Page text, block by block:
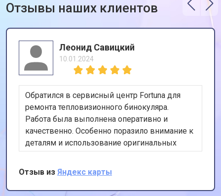
Отзывы наших клиентов
Леонид Савицкий
10.01.2024
Обратился в сервисный центр Fortuna для
ремонта тепловизионного бинокуляра.
Работа была выполнена оперативно и
качественно. Особенно поразило внимание к
деталям и использование оригинальных
запчастей. Спасибо за профессионализм и
отличный сервис!
Отзыв из Яндекс карты